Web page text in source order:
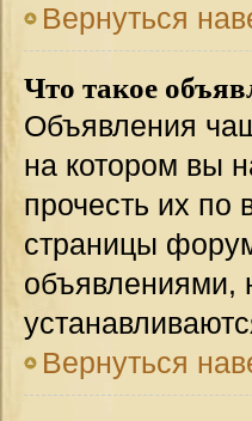
Вернуться
Что такое
Объявления
на котором вы
прочесть их по
страницы
объявлениями,
Вернуться